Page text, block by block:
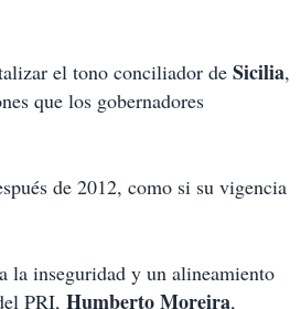
el tono conciliador de Sicilia,
que los gobernadores
de 2012, como si su vigencia
la inseguridad y un alineamiento
PRI, Humberto Moreira,